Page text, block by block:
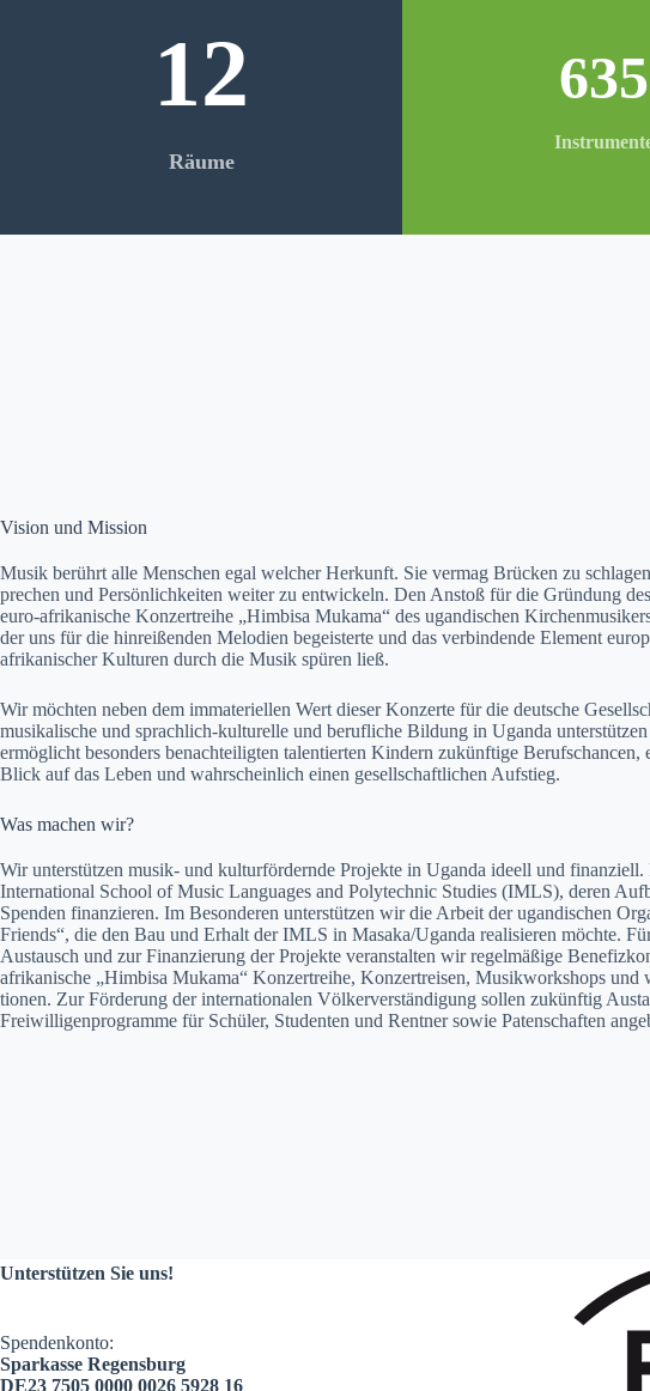
12
Räume
635
Vision und Mission
Musik berührt alle Men­schen egal welch­er Herkun­ft. Sie ver­mag Brück­en zu
prechen und Per­sön­lichkeit­en weit­er zu entwick­eln. Den Anstoß für die Grün­dung
euro-afrikanis­che Konz­ertrei­he „Him­bisa Muka­ma“ des ugan­dis­chen
der uns für die hin­reißen­den Melo­di­en begeis­terte und das verbindende Ele­ment
afrikanis­ch­er Kul­turen durch die Musik spüren ließ.
Wir möcht­en neben dem imma­teriellen Wert dieser Konz­erte für die deutsche
musikalis­che und sprach­lich-kul­turelle und beru­fliche Bil­dung in Ugan­da
ermöglicht beson­ders benachteiligten tal­en­tierten Kindern zukün­ftige Beruf­schan­cen,
Blick auf das Leben und wahrschein­lich einen gesellschaftlichen Auf­stieg.
Was machen wir?
Wir unter­stützen musik- und kul­tur­fördernde Pro­jek­te in Ugan­da ideell und finanziell.
Inter­na­tion­al School of Music Lan­guages and Poly­tech­nic Stud­ies (IMLS), deren
Spenden finanzieren. Im Beson­deren unter­stützen wir die Arbeit der ugan­dis­chen
Friends“, die den Bau und Erhalt der IMLS in Masaka/Uganda real­isieren möchte.
Aus­tausch und zur Finanzierung der Pro­jek­te ver­anstal­ten wir regelmäßige
afrikanis­che „Him­bisa Muka­ma“ Konz­ertrei­he, Konz­ertreisen, Musik­work­shops und
tio­nen. Zur Förderung der inter­na­tionalen Völk­erver­ständi­gung sollen zukün­ftig
Frei­willi­gen­pro­gramme für Schüler, Stu­den­ten und Rent­ner sowie Paten­schaften
Unterstützen Sie uns!
Spendenkonto:
Sparkasse Regensburg
DE23 7505 0000 0026 5928 16